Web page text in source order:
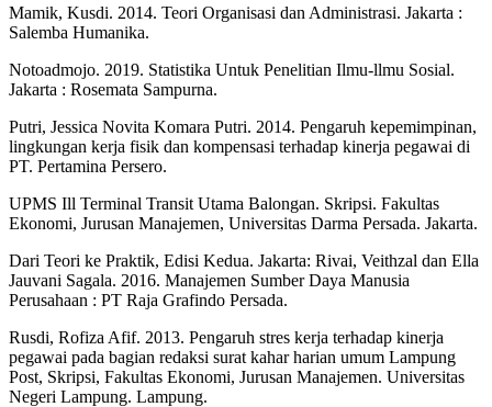
Mamik, Kusdi. 2014. Teori Organisasi dan Administrasi. Jakarta :
Salemba Humanika.
Notoadmojo. 2019. Statistika Untuk Penelitian Ilmu-llmu Sosial.
Jakarta : Rosemata Sampurna.
Putri, Jessica Novita Komara Putri. 2014. Pengaruh kepemimpinan,
lingkungan kerja fisik dan kompensasi terhadap kinerja pegawai di
PT. Pertamina Persero.
UPMS Ill Terminal Transit Utama Balongan. Skripsi. Fakultas
Ekonomi, Jurusan Manajemen, Universitas Darma Persada. Jakarta.
Dari Teori ke Praktik, Edisi Kedua. Jakarta: Rivai, Veithzal dan Ella
Jauvani Sagala. 2016. Manajemen Sumber Daya Manusia
Perusahaan : PT Raja Grafindo Persada.
Rusdi, Rofiza Afif. 2013. Pengaruh stres kerja terhadap kinerja
pegawai pada bagian redaksi surat kahar harian umum Lampung
Post, Skripsi, Fakultas Ekonomi, Jurusan Manajemen. Universitas
Negeri Lampung. Lampung.